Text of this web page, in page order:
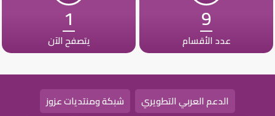
9
عدد الأقسام
1
يتصفح الآن
الدعم العربي التطويري
شبكة ومنتديات عزوز